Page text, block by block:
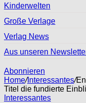
Kinderwelten
Große Verlage
Verlag News
Aus unseren
Abonnieren
Home/Interessantes/
Titel die fundierte
Interessantes